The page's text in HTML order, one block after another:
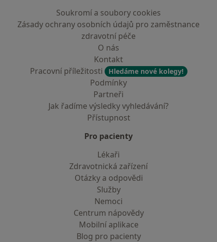
Soukromí a soubory cookies
Zásady ochrany osobních údajů pro zaměstnance
zdravotní péče
O nás
Kontakt
Pracovní příležitosti
Hledáme nové kolegy!
Podmínky
Partneři
Jak řadíme výsledky vyhledávání?
Přístupnost
Pro pacienty
Lékaři
Zdravotnická zařízení
Otázky a odpovědi
Služby
Nemoci
Centrum nápovědy
Mobilní aplikace
Blog pro pacienty